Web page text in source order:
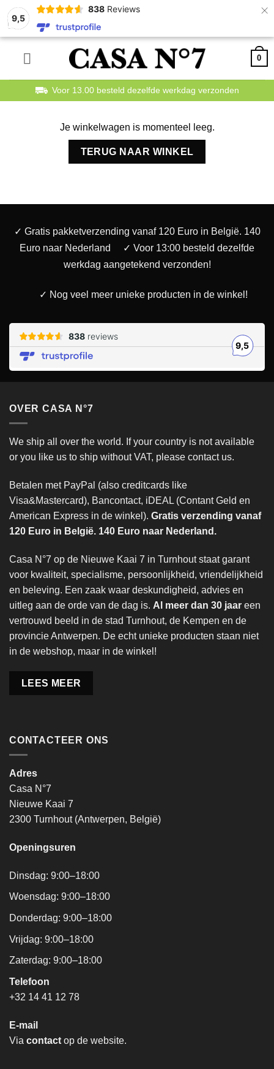
9,5
838 Reviews ×
0
Voor 13.00 besteld dezelfde werkdag verzonden
Je winkelwagen is momenteel leeg.
TERUG NAAR WINKEL
✓ Gratis pakketverzending vanaf 120 Euro in België. 140
Euro naar Nederland
✓ Voor 13:00 besteld dezelfde
werkdag aangetekend verzonden!
✓ Nog veel meer unieke producten in de winkel!
OVER CASA N°7
We ship all over the world. If your country is not available
or you like us to ship without VAT, please contact us.
Betalen met PayPal (also creditcards like
Visa&Mastercard), Bancontact, iDEAL (Contant Geld en
American Express in de winkel). Gratis verzending vanaf
120 Euro in België. 140 Euro naar Nederland.
Casa N°7 op de Nieuwe Kaai 7 in Turnhout staat garant
voor kwaliteit, specialisme, persoonlijkheid, vriendelijkheid
en beleving. Een zaak waar deskundigheid, advies en
uitleg aan de orde van de dag is. Al meer dan 30 jaar een
vertrouwd beeld in de stad Turnhout, de Kempen en de
provincie Antwerpen. De echt unieke producten staan niet
in de webshop, maar in de winkel!
LEES MEER
CONTACTEER ONS
Adres
Casa N°7
Nieuwe Kaai 7
2300 Turnhout (Antwerpen, België)
Openingsuren
Dinsdag: 9:00–18:00
Woensdag: 9:00–18:00
Donderdag: 9:00–18:00
Vrijdag: 9:00–18:00
Zaterdag: 9:00–18:00
Telefoon
+32 14 41 12 78
E-mail
Via contact op de website.